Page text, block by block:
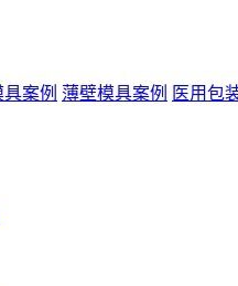
案例 薄壁模具案例 医用包